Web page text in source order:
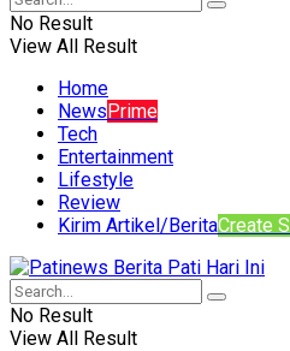
No Result
View All Result
Home
NewsPrime
Tech
Entertainment
Lifestyle
Review
Kirim Artikel/BeritaCreate
No Result
View All Result